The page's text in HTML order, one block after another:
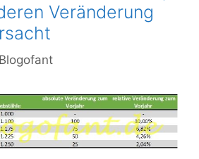
Veränderung
Blogofant